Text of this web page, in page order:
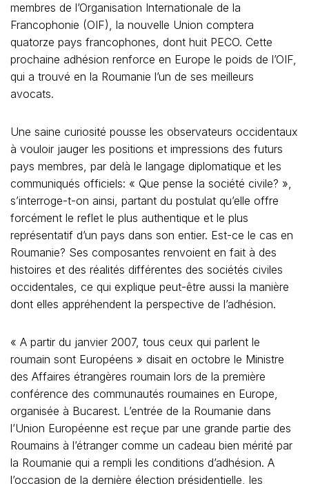
membres de l’Organisation Internationale de la
Francophonie (OIF), la nouvelle Union comptera
quatorze pays francophones, dont huit PECO. Cette
prochaine adhésion renforce en Europe le poids de l’OIF,
qui a trouvé en la Roumanie l’un de ses meilleurs
avocats.
Une saine curiosité pousse les observateurs occidentaux
à vouloir jauger les positions et impressions des futurs
pays membres, par delà le langage diplomatique et les
communiqués officiels: « Que pense la société civile? »,
s’interroge-t-on ainsi, partant du postulat qu’elle offre
forcément le reflet le plus authentique et le plus
représentatif d’un pays dans son entier. Est-ce le cas en
Roumanie? Ses composantes renvoient en fait à des
histoires et des réalités différentes des sociétés civiles
occidentales, ce qui explique peut-être aussi la manière
dont elles appréhendent la perspective de l’adhésion.
« A partir du janvier 2007, tous ceux qui parlent le
roumain sont Européens » disait en octobre le Ministre
des Affaires étrangères roumain lors de la première
conférence des communautés roumaines en Europe,
organisée à Bucarest. L’entrée de la Roumanie dans
l’Union Européenne est reçue par une grande partie des
Roumains à l’étranger comme un cadeau bien mérité par
la Roumanie qui a rempli les conditions d’adhésion. A
l’occasion de la dernière élection présidentielle, les